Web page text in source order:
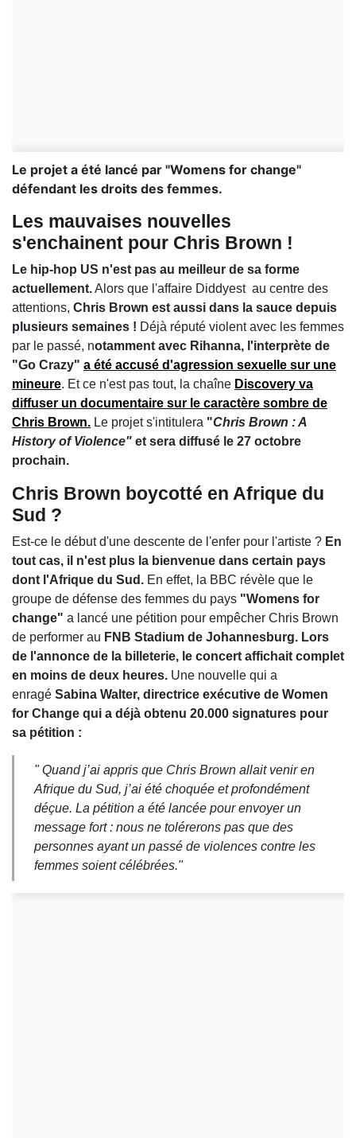
Le projet a été lancé par "Womens for change"
défendant les droits des femmes.
Les mauvaises nouvelles
s'enchainent pour Chris Brown !
Le hip-hop US n'est pas au meilleur de sa forme
actuellement.Alors que l'affaire Diddyest au centre des
attentions, Chris Brown est aussi dans la sauce depuis
plusieurs semaines ! Déjà réputé violent avec les femmes
par le passé, notamment avec Rihanna, l'interprète de
"Go Crazy" a été accusé d'agression sexuelle sur une
mineure. Et ce n'est pas tout, la chaîne Discovery va
diffuser un documentaire sur le caractère sombre de
Chris Brown. Le projet s'intitulera "Chris Brown : A
History of Violence" et sera diffusé le 27 octobre
prochain.
Chris Brown boycotté en Afrique du
Sud ?
Est-ce le début d'une descente de l'enfer pour l'artiste ? En
tout cas, il n'est plus la bienvenue dans certain pays
dont l'Afrique du Sud. En effet, la BBC révèle que le
groupe de défense des femmes du pays "Womens for
change" a lancé une pétition pour empêcher Chris Brown
de performer au FNB Stadium de Johannesburg. Lors
de l'annonce de la billeterie, le concert affichait complet
en moins de deux heures. Une nouvelle qui a
enragé Sabina Walter, directrice exécutive de Women
for Change qui a déjà obtenu 20.000 signatures pour
sa pétition :
" Quand j’ai appris que Chris Brown allait venir en
Afrique du Sud, j’ai été choquée et profondément
déçue. La pétition a été lancée pour envoyer un
message fort : nous ne tolérerons pas que des
personnes ayant un passé de violences contre les
femmes soient célébrées."